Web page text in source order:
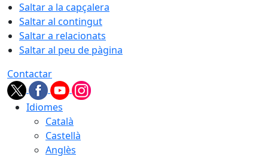
Saltar a la capçalera
Saltar al contingut
Saltar a relacionats
Saltar al peu de pàgina
Contactar
Idiomes
Català
Castellà
Anglès